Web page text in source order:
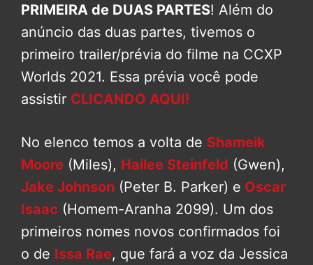
PRIMEIRA de DUAS PARTES! Além do
anúncio das duas partes, tivemos o
primeiro trailer/prévia do filme na CCXP
Worlds 2021. Essa prévia você pode
assistir CLICANDO AQUI!
No elenco temos a volta de Shameik
Moore (Miles), Hailee Steinfeld (Gwen),
Jake Johnson (Peter B. Parker) e Oscar
Isaac (Homem-Aranha 2099). Um dos
primeiros nomes novos confirmados foi
o de Issa Rae, que fará a voz da Jessica